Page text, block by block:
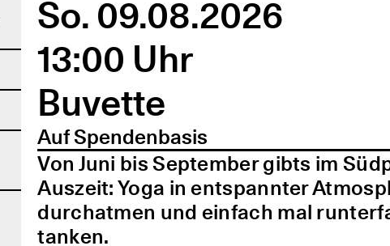
So. 09.08.2026
13:00 Uhr
Buvette
Auf Spendenbasis
Von Juni bis September gibts im
Auszeit: Yoga in entspannter
durchatmen und einfach mal
tanken.